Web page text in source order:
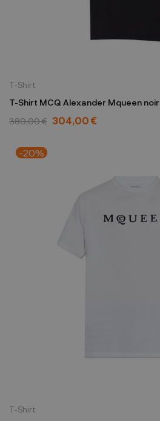
T-Shirt
T-Shirt MCQ Alexander Mqueen noir
380,00 € 304,00 €
-20%
T-Shirt